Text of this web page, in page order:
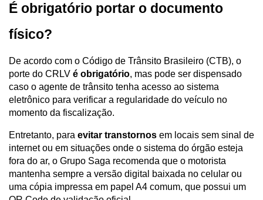
É obrigatório portar o documento
físico?
De acordo com o Código de Trânsito Brasileiro (CTB), o
porte do CRLV é obrigatório, mas pode ser dispensado
caso o agente de trânsito tenha acesso ao sistema
eletrônico para verificar a regularidade do veículo no
momento da fiscalização.
Entretanto, para evitar transtornos em locais sem sinal de
internet ou em situações onde o sistema do órgão esteja
fora do ar, o Grupo Saga recomenda que o motorista
mantenha sempre a versão digital baixada no celular ou
uma cópia impressa em papel A4 comum, que possui um